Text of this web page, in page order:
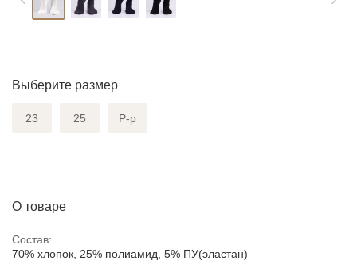
Выберите размер
23 25 Р-р
О товаре
Состав:
70% хлопок, 25% полиамид, 5% ПУ(эластан)